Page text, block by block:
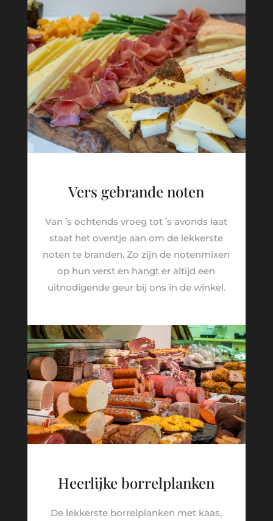
Vers gebrande noten
Van ’s ochtends vroeg tot ’s avonds laat
staat het oventje aan om de lekkerste
noten te branden. Zo zijn de notenmixen
op hun verst en hangt er altijd een
uitnodigende geur bij ons in de winkel.
Heerlijke borrelplanken
De lekkerste borrelplanken met kaas,